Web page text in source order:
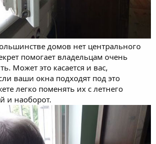
домов нет центрального
помогает владельцам очень
Может это касается и вас,
ваши окна подходят под это
легко поменять их с летнего
и наоборот.